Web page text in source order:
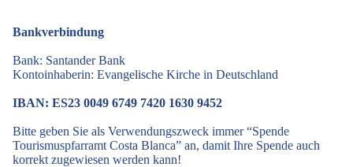
Bankverbindung
Bank: Santander Bank
Kontoinhaberin: Evangelische Kirche in Deutschland
IBAN: ES23 0049 6749 7420 1630 9452
Bitte geben Sie als Verwendungszweck immer “Spende
Tourismuspfarramt Costa Blanca” an, damit Ihre Spende auch
korrekt zugewiesen werden kann!